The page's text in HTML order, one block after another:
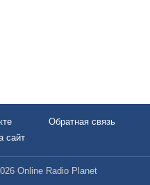
Обратная связь
сайт
Online Radio Planet